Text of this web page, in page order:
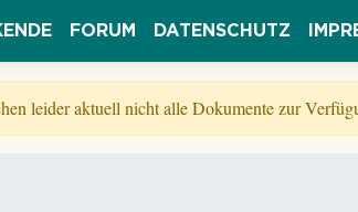
FORUM DATENSCHUTZ
leider aktuell nicht alle Dokumente zur